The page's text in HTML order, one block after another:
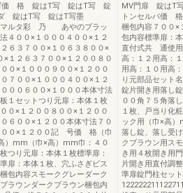
価 格 錠はT写 錠はT写 錠
ダ 錠はT写 錠はT写墨
ルタ彩 乃 あやのブラッ
４００×１０００４００×１２
６３７００×１０６３８００×
×１２６３７００×１２００８０
０×１０００９００×１２００
７００×１０００４００×１２
００６００×１０００本体寸法
１セットつり元扉：本体１枚
×１２００８００×１２００
６００×１２００本体寸法７０
００×１２００記 号価 格（巾
）mm（巾×高）mm巾：４０
つり元扉：本体１枚標準扉：
扉：本体１枚、穴ふさぎビス
包内容スモークグレーダーク
ラウンダークブラウン梱包内
MV門扉 錠はT
トンセルバ価
梱包内容７００×
包内容標準扉：
直付式共 通使用
高：１２用高：
用高：１０用高
り元部品セット
錠片開き用落し
００角７５角落
１枚、戸当り
ック用（巾×高
落し錠、落し受
クブラウン用ス
き用４枚開き用
片開き用直付調
準扉錠門柱セッ